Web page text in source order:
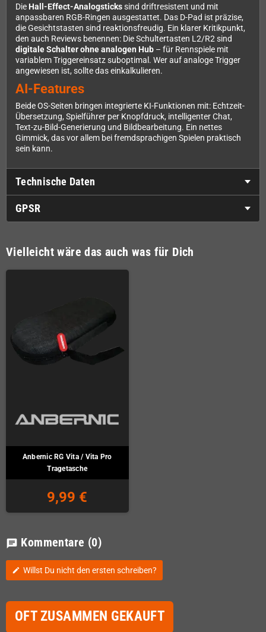
Die Hall-Effect-Analogstickssind driftresistent und mit
anpassbaren RGB-Ringen ausgestattet. Das D-Pad ist präzise,
die Gesichtstasten sind reaktionsfreudig. Ein klarer Kritikpunkt,
den auch Reviews benennen: Die Schultertasten L2/R2 sind
digitale Schalter ohne analogen Hub – für Rennspiele mit
variablem Triggereinsatz suboptimal. Wer auf analoge Trigger
angewiesen ist, sollte das einkalkulieren.
AI-Features
Beide OS-Seiten bringen integrierte KI-Funktionen mit: Echtzeit-
Übersetzung, Spielführer per Knopfdruck, intelligenter Chat,
Text-zu-Bild-Generierung und Bildbearbeitung. Ein nettes
Gimmick, das vor allem bei fremdsprachigen Spielen praktisch
sein kann.
Technische Daten
GPSR
Vielleicht wäre das auch was für Dich
Anbernic RG Vita / Vita Pro
Tragetasche
9,99 €
chat Kommentare (0)
edit Willst Du nicht den ersten schreiben?
OFT ZUSAMMEN GEKAUFT